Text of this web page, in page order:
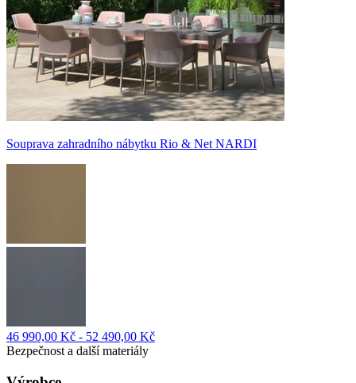
Souprava zahradního nábytku Rio & Net NARDI
46 990,00 Kč - 52 490,00 Kč
Bezpečnost a další materiály